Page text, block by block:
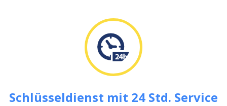
Schlüsseldienst mit 24 Std. Service